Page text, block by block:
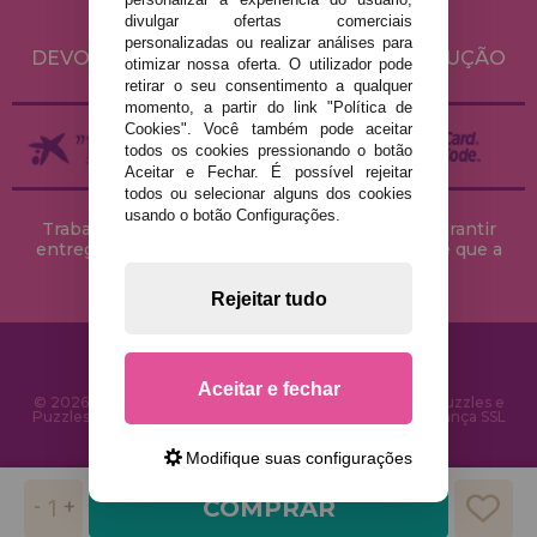
COMPRAR
ENVIO E DEVOLUÇÕES
DEVOLUÇÕES / DIREITO DE LIVRE RESOLUÇÃO
Trabalhamos com stocks permanentes para garantir
entregas rápidas no território peninsular, desde que a
© 2026 CasaDoPuzzle.com - Loja Online para comprar Puzzles e
Puzzles na Internet. Entrega rápida em 24 horas e segurança SSL
divulgar ofertas comerciais
personalizadas ou realizar análises para
otimizar nossa oferta. O utilizador pode
retirar o seu consentimento a qualquer
momento, a partir do link "Política de
Cookies". Você também pode aceitar
todos os cookies pressionando o botão
Aceitar e Fechar. É possível rejeitar
todos ou selecionar alguns dos cookies
usando o botão Configurações.
Rejeitar tudo
Aceitar e fechar
Modifique suas configurações